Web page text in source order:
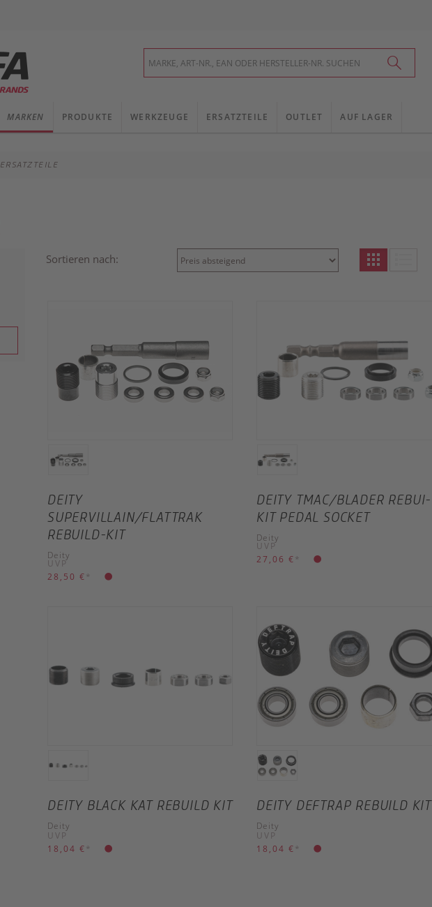
MARKEN PRODUKTE WERKZEUGE ERSATZTEILE OUTLET AUF LAGER
ERSATZTEILE
Sortieren nach:
DEITY
SUPERVILLAIN/FLATTRAK
REBUILD-KIT
Deity
UVP
28,50 € *
DEITY TMAC/BLADER REBUI-
KIT PEDAL SOCKET
Deity
UVP
27,06 € *
DEITY BLACK KAT REBUILD KIT
Deity
UVP
18,04 € *
DEITY DEFTRAP REBUILD KIT
Deity
UVP
18,04 € *